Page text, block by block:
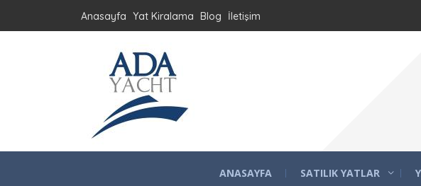
Anasayfa Yat Kiralama Blog İletişim
ANASAYFA SATILIK YATLAR